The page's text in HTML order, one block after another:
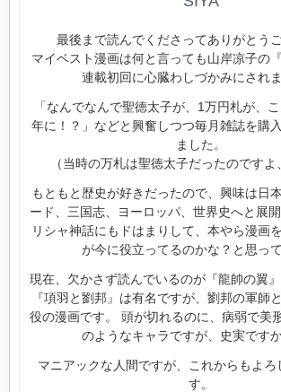
最後まで読んでくださってありがとうご
マイベスト漫画は何と言っても山岸凉子の
連載初回に心臓わしづかみにされま
「なんでなんで聖徳太子が、1万円札が、
年に！？」などと興奮しつつ毎月雑誌を購
ました。
（当時の万札は聖徳太子だったのですよ
もともと歴史が好きだったので、興味は日
ード、三国志、ヨーロッパ、世界史へと展
リシャ神話にもドはまりして、本やら漫画
が今に役立ってるのかな？と思って
現在、欠かさず読んでいるのが『龍帥の翼
『項羽と劉邦』は有名ですが、劉邦の軍師
役の漫画です。 頭が切れるのに、病弱で美
のようなキャラですが、史実ですか
マニアックな人間ですが、これからもよろ
す。